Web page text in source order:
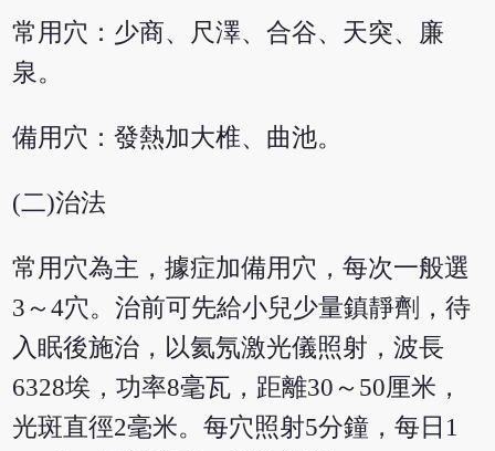
常用穴：少商、尺澤、合谷、天突、廉
泉。
備用穴：發熱加大椎、曲池。
(二)治法
常用穴為主，據症加備用穴，每次一般選
3～4穴。治前可先給小兒少量鎮靜劑，待
入眠後施治，以氦氖激光儀照射，波長
6328埃，功率8毫瓦，距離30～50厘米，
光斑直徑2毫米。每穴照射5分鐘，每日1